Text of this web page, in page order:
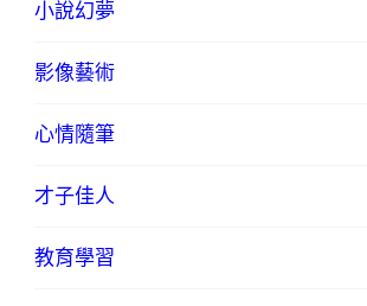
小說幻夢
影像藝術
心情隨筆
才子佳人
教育學習